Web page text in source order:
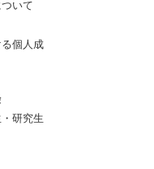
いて
個人成
研究生